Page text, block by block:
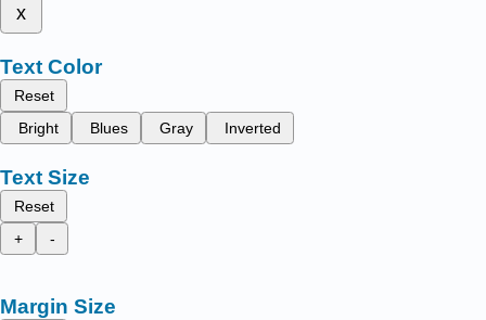
x
Text Color
Reset
Bright
Blues Gray Inverted
Text Size
Reset
+
-
Margin Size